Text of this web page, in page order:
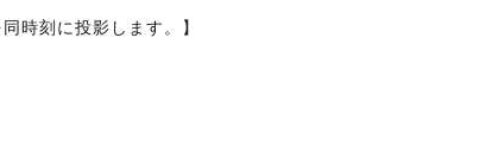
時刻に投影します。】